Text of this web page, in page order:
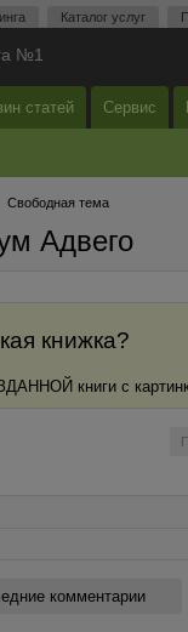
Каталог услуг
№1
статей Сервис
Свободная тема
Адвего
книжка?
книги с
комментарии